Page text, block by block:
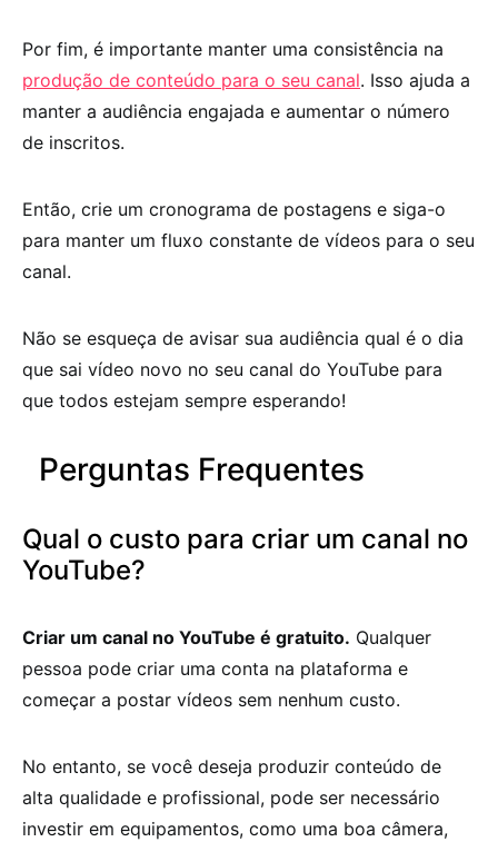
Por fim, é importante manter uma consistência na
produção de conteúdo para o seu canal. Isso ajuda a
manter a audiência engajada e aumentar o número
de inscritos.
Então, crie um cronograma de postagens e siga-o
para manter um fluxo constante de vídeos para o seu
canal.
Não se esqueça de avisar sua audiência qual é o dia
que sai vídeo novo no seu canal do YouTube para
que todos estejam sempre esperando!
Perguntas Frequentes
Qual o custo para criar um canal no
YouTube?
Criar um canal no YouTube é gratuito. Qualquer
pessoa pode criar uma conta na plataforma e
começar a postar vídeos sem nenhum custo.
No entanto, se você deseja produzir conteúdo de
alta qualidade e profissional, pode ser necessário
investir em equipamentos, como uma boa câmera,